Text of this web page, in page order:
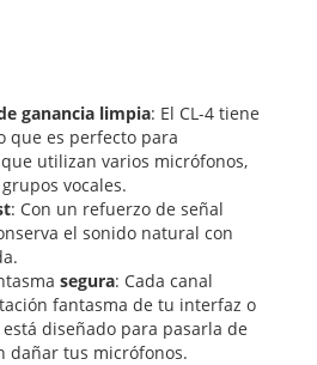
ganancia limpia: El CL-4 tiene
que es perfecto para
utilizan varios micrófonos,
vocales.
: Con un refuerzo de señal
el sonido natural con
segura: Cada canal
fantasma de tu interfaz o
diseñado para pasarla de
dañar tus micrófonos.